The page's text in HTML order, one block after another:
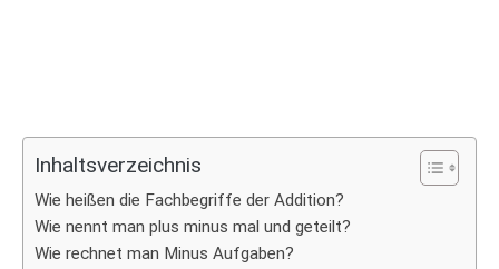
Inhaltsverzeichnis
Wie heißen die Fachbegriffe der Addition?
Wie nennt man plus minus mal und geteilt?
Wie rechnet man Minus Aufgaben?